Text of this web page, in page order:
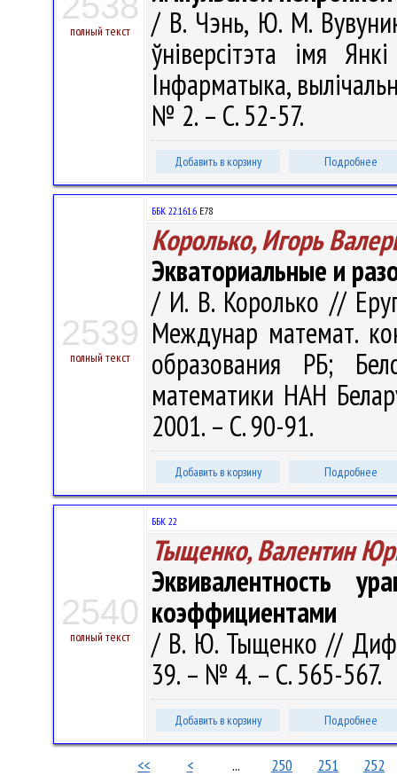
полный текст
/ В. Чэнь, Ю. М.
ўніверсітэта імя
Інфарматыка,
№ 2. – С. 52-57.
Добавить в корзину Подробнее
2539
полный текст
ББК 22.161.6 Е78
Королько, Игорь
Экваториальные и
/ И. В. Королько //
Междунар математ.
образования РБ;
математики НАН
2001. – С. 90-91.
Добавить в корзину Подробнее
2540
полный текст
ББК 22
Тыщенко, Валентин
Эквивалентность
коэффициентами
/ В. Ю. Тыщенко //
39. – № 4. – С. 565-567.
Добавить в корзину Подробнее
<< < ... 250 251 252